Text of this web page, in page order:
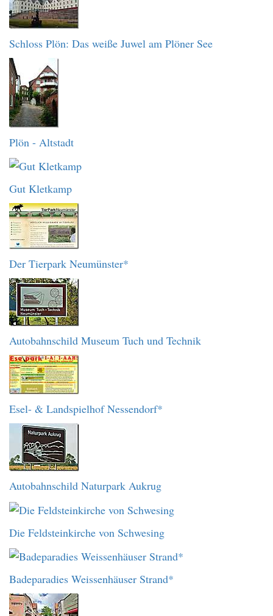
Schloss Plön: Das weiße Juwel am Plöner See
Plön - Altstadt
Gut Kletkamp
Der Tierpark Neumünster*
Autobahnschild Museum Tuch und Technik
Esel- & Landspielhof Nessendorf*
Autobahnschild Naturpark Aukrug
Die Feldsteinkirche von Schwesing
Badeparadies Weissenhäuser Strand*